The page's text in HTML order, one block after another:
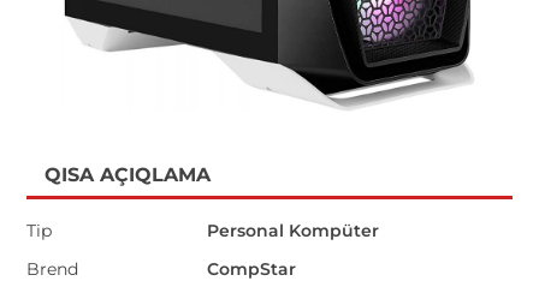
QISA AÇIQLAMA
Tip
Personal Kompüter
Brend
CompStar